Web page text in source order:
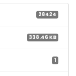
28424
338.46 KB
1